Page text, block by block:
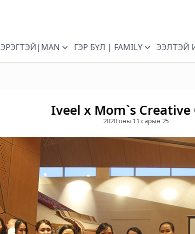
ЭРЭГТЭЙ|MAN ГЭР БҮЛ | FAMILY ЭЭЛТЭЙ
Iveel x Mom`s Creative
2020 оны 11 сарын 25